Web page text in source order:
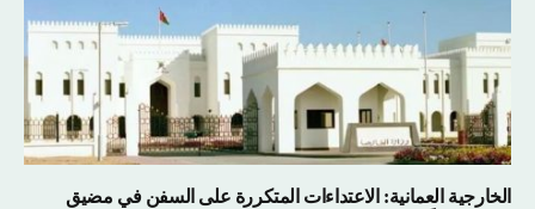
الخارجية العمانية: الاعتداءات المتكررة على السفن في مضيق